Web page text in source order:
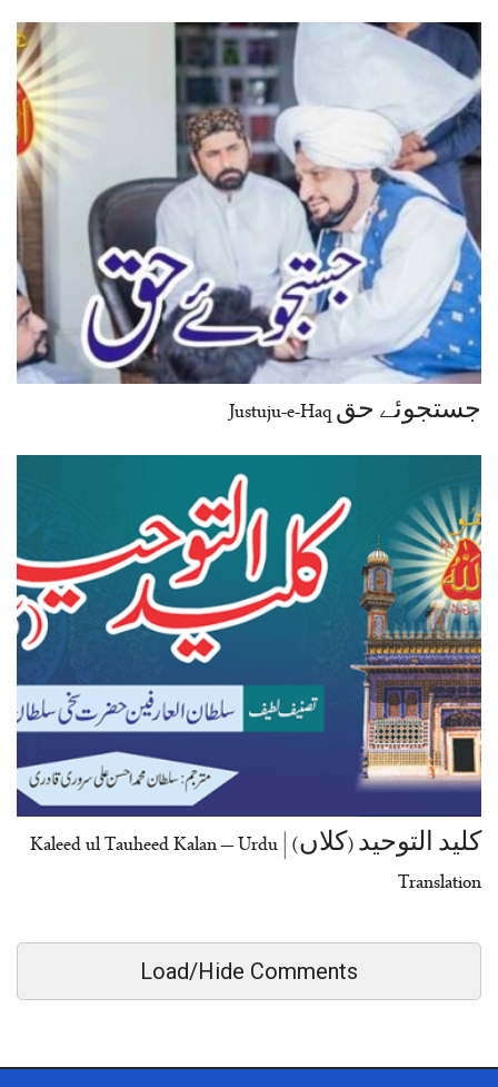
جستجوئے حق Justuju-e-Haq
کلید التوحید (کلاں) | Kaleed ul Tauheed Kalan – Urdu
Translation
Load/Hide Comments